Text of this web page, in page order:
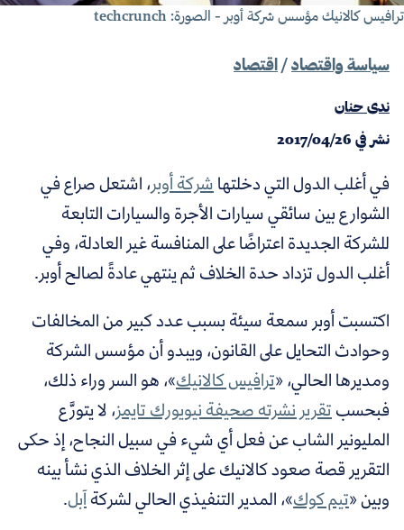
كالانيك مؤسس شركة أوبر - الصورة:techcrunch
سياسة واقتصاد/ اقتصاد
ندى حنان
نشر في2017/04/26
في أغلب الدول التي دخلتهاشركة أوبر، اشتعل صراع في
الشوارع بين سائقي سيارات الأجرة والسيارات التابعة
للشركة الجديدةاعتراضًا على المنافسة غير العادلة، وفي
أغلب الدول تزداد حدة الخلاف ثم ينتهي عادةً لصالح أوبر.
اكتسبت أوبر سمعة سيئة بسبب عدد كبير من المخالفات
وحوادث التحايل على القانون، ويبدو أن مؤسس الشركة
ومديرها الحالي، «ترافيس كالانيك»، هو السر وراء ذلك،
فبحسبتقرير نشرته صحيفة نيويورك تايمز،لا يتورَّع
المليونير الشاب عن فعل أي شيء في سبيل النجاح، إذحكى
التقرير قصة صعود كالانيك على إثر الخلاف الذي نشأ بينه
وبين «تيم كوك»، المدير التنفيذي الحالي لشركةآبل.